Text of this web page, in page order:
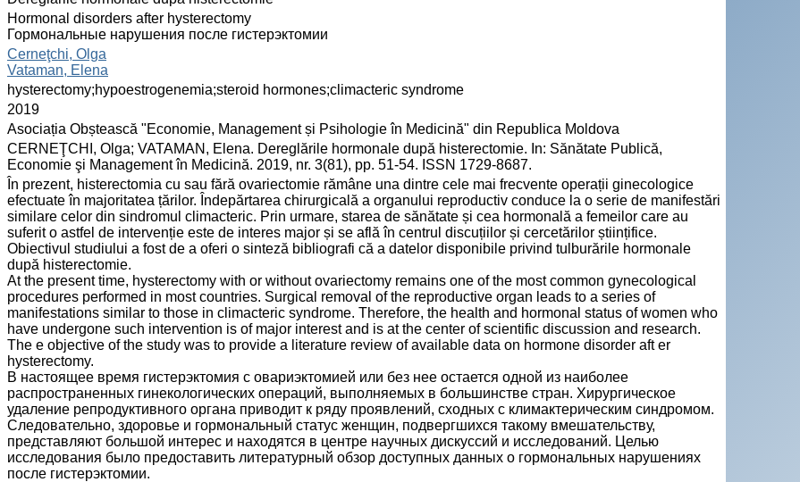
Hormonal disorders after hysterectomy
Гормональные нарушения после гистерэктомии
Cerneţchi, Olga
Vataman, Elena
hysterectomy;hypoestrogenemia;steroid hormones;climacteric syndrome
2019
Asociația Obștească "Economie, Management și Psihologie în Medicină" din Republica Moldova
CERNEŢCHI, Olga; VATAMAN, Elena. Dereglările hormonale după histerectomie. In: Sănătate Publică,
Economie şi Management în Medicină. 2019, nr. 3(81), pp. 51-54. ISSN 1729-8687.
În prezent, histerectomia cu sau fără ovariectomie rămâne una dintre cele mai frecvente operații ginecologice
efectuate în majoritatea țărilor. Îndepărtarea chirurgicală a organului reproductiv conduce la o serie de manifestări
similare celor din sindromul climacteric. Prin urmare, starea de sănătate și cea hormonală a femeilor care au
suferit o astfel de intervenție este de interes major și se află în centrul discuțiilor și cercetărilor științifice.
Obiectivul studiului a fost de a oferi o sinteză bibliografi că a datelor disponibile privind tulburările hormonale
după histerectomie.
At the present time, hysterectomy with or without ovariectomy remains one of the most common gynecological
procedures performed in most countries. Surgical removal of the reproductive organ leads to a series of
manifestations similar to those in climacteric syndrome. Therefore, the health and hormonal status of women who
have undergone such intervention is of major interest and is at the center of scientific discussion and research.
The e objective of the study was to provide a literature review of available data on hormone disorder aft er
hysterectomy.
В настоящее время гистерэктомия с овариэктомией или без нее остается одной из наиболее
распространенных гинекологических операций, выполняемых в большинстве стран. Хирургическое
удаление репродуктивного органа приводит к ряду проявлений, сходных с климактерическим синдромом.
Следовательно, здоровье и гормональный статус женщин, подвергшихся такому вмешательству,
представляют большой интерес и находятся в центре научных дискуссий и исследований. Целью
исследования было предоставить литературный обзор доступных данных о гормональных нарушениях
после гистерэктомии.